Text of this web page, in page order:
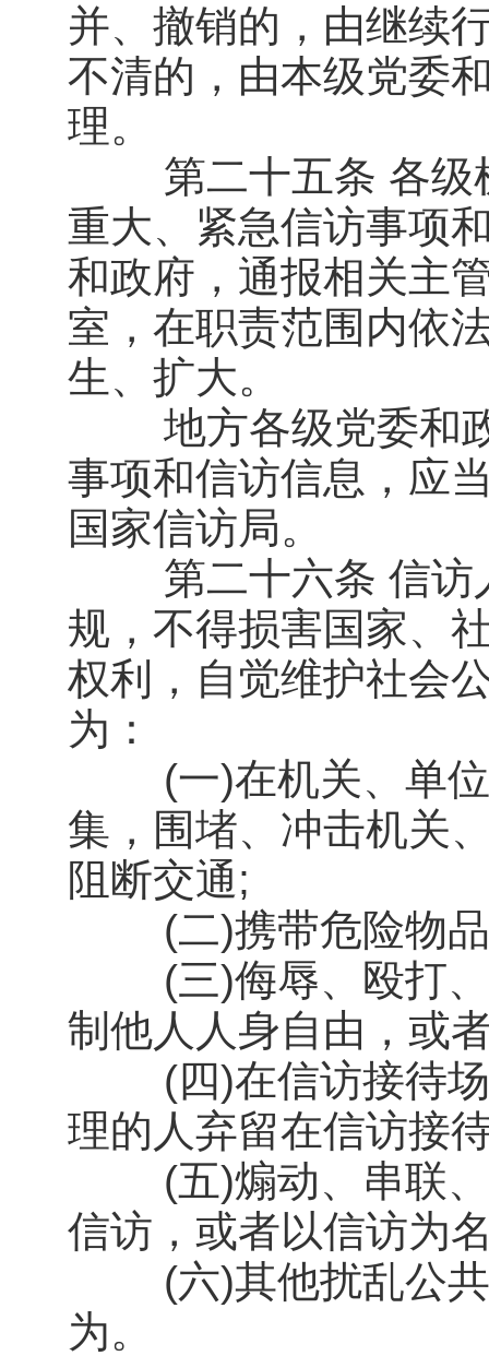
并、撤销的，由继续
不清的，由本级党委
理。
第二十五条 各级机
重大、紧急信访事项
和政府，通报相关主
室，在职责范围内依
生、扩大。
地方各级党委和政
事项和信访信息，应
国家信访局。
第二十六条 信访人
规，不得损害国家、
权利，自觉维护社会
为：
(一)在机关、单位
集，围堵、冲击机关
阻断交通;
(二)携带危险物品
(三)侮辱、殴打、
制他人人身自由，或
(四)在信访接待场
理的人弃留在信访接
(五)煽动、串联、
信访，或者以信访为
(六)其他扰乱公共
为。